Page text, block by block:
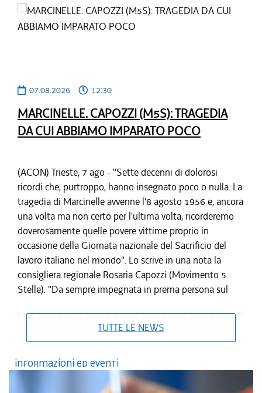
07.08.2026 12:30
MARCINELLE. CAPOZZI (M5S): TRAGEDIA
DA CUI ABBIAMO IMPARATO POCO
(ACON) Trieste, 7 ago - "Sette decenni di dolorosi
ricordi che, purtroppo, hanno insegnato poco o nulla. La
tragedia di Marcinelle avvenne l'8 agosto 1956 e, ancora
una volta ma non certo per l'ultima volta, ricorderemo
doverosamente quelle povere vittime proprio in
occasione della Giornata nazionale del Sacrificio del
lavoro italiano nel mondo". Lo scrive in una nota la
consigliera regionale Rosaria Capozzi (Movimento 5
Stelle). "Da sempre impegnata in prema persona sul
prosegue Capozzi -, desidero ricordare come ogni
decesso e ogni infortunio sul lavoro hanno
per l'intera comunità civile. È perciò del tutto
inaccettabile che, ancora oggi e nonostante i luttuosi
TUTTE LE NEWS
Informazioni ed eventi